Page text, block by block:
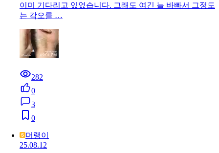
이미 기다리고 있었습니다. 그래도 여긴 늘 바빠서 그정도
는 각오를 …
282
0
3
0
머랭이
25.08.12